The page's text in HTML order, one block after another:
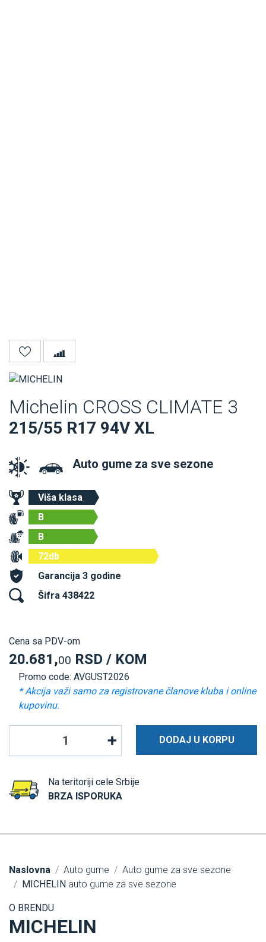
Michelin CROSS CLIMATE 3
215/55 R17 94V XL
Auto gume za sve sezone
Viša klasa
B
B
72db
Garancija 3 godine
Šifra 438422
Cena sa PDV-om
20.681,00 RSD / KOM
Promo code: AVGUST2026
* Akcija važi samo za registrovane članove kluba i online
kupovinu.
DODAJ U KORPU
Na teritoriji cele Srbije
BRZA ISPORUKA
Naslovna Auto gume
Auto gume za sve sezone
MICHELIN auto gume za sve sezone
O BRENDU
MICHELIN